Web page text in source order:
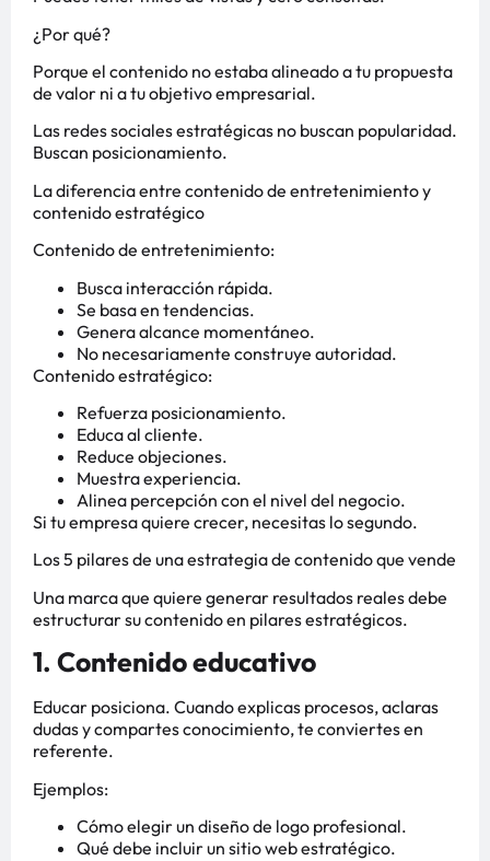
¿Por qué?
Porque el contenido no estaba alineado a tu propuesta
de valor ni a tu objetivo empresarial.
Las redes sociales estratégicas no buscan popularidad.
Buscan posicionamiento.
La diferencia entre contenido de entretenimiento y
contenido estratégico
Contenido de entretenimiento:
Busca interacción rápida.
Se basa en tendencias.
Genera alcance momentáneo.
No necesariamente construye autoridad.
Contenido estratégico:
Refuerza posicionamiento.
Educa al cliente.
Reduce objeciones.
Muestra experiencia.
Alinea percepción con el nivel del negocio.
Si tu empresa quiere crecer, necesitas lo segundo.
Los 5 pilares de una estrategia de contenido que vende
Una marca que quiere generar resultados reales debe
estructurar su contenido en pilares estratégicos.
1. Contenido educativo
Educar posiciona. Cuando explicas procesos, aclaras
dudas y compartes conocimiento, te conviertes en
referente.
Ejemplos:
Cómo elegir un diseño de logo profesional.
Qué debe incluir un sitio web estratégico.